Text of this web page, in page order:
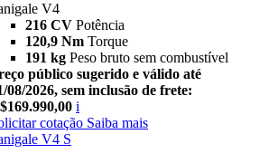
V4
216 CV Potência
120,9 Nm Torque
191 kg Peso bruto sem combustível
público sugerido e válido até
08/2026, sem inclusão de frete:
i
cotação Saiba mais
V4 S